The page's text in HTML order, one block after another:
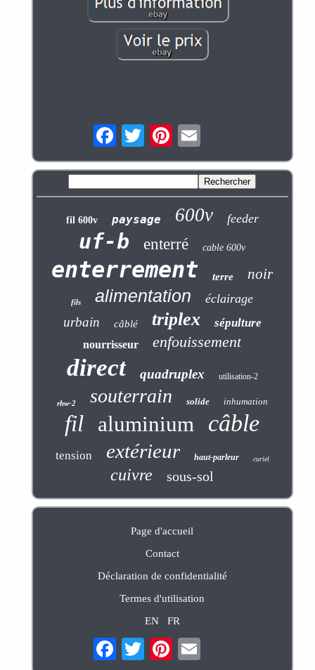
fil 600v paysage 600v feeder
uf-b enterré cable 600v
enterrement terre noir
fils alimentation éclairage
urbain câblé triplex sépulture
nourrisseur enfouissement
direct quadruplex utilisation-2
rhw-2 souterrain solide inhumation
fil aluminium câble
tension extérieur haut-parleur curiel
cuivre sous-sol
Page d'accueil
Contact
Déclaration de confidentialité
Termes d'utilisation
EN
FR